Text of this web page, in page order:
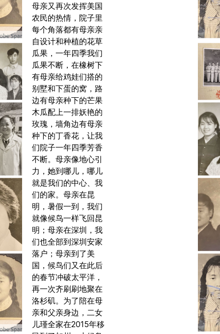
母亲又再次发挥美国
农民的热情，院子里
每个角落都有母亲亲
自设计和种植的花草
瓜果，一年四季我们
瓜果不断，在橡树下
有母亲给鸡娃们搭的
别墅和下蛋的窝，路
边有母亲种下的芒果
木瓜配上一排妖艳的
玫瑰，墙角边有母亲
种下的丁香花，让我
们院子一年四季芳香
不断。母亲像地心引
力，她到哪儿，哪儿
就是我们的中心、我
们的家。母亲在昆
明，暑假一到，我们
就像候鸟一样飞回昆
明；母亲在深圳，我
们也全部到深圳安家
落户；母亲到了美
国，候鸟们又在此后
的春节冲破太平洋，
再一次齐刷刷地聚在
洛杉矶。为了陪在母
亲和父亲身边，二女
儿瑾全家在2015年移